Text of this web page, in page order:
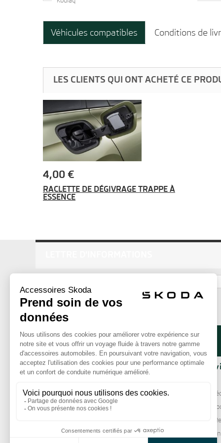
Véhicules compatibles Conditions de
LES CLIENTS QUI ONT ACHETÉ CE
4,00 €
RACLETTE DE DÉGIVRAGE TRAPPE À
ESSENCE
ok
La Boutique
Comment commander ?
Mentions légales
Nos
Paiement
Garantie
Échange /
Services